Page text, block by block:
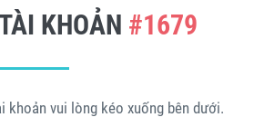
KHOẢN #1679
khoản vui lòng kéo xuống bên dưới.